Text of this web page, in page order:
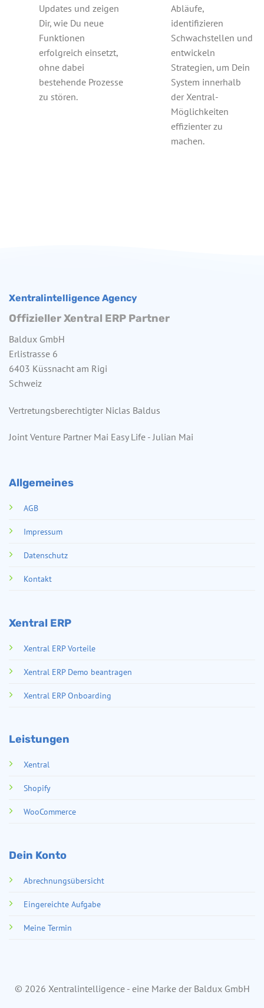
Updates und zeigen
Dir, wie Du neue
Funktionen
erfolgreich einsetzt,
ohne dabei
bestehende Prozesse
zu stören.
Abläufe,
identifizieren
Schwachstellen und
entwickeln
Strategien, um Dein
System innerhalb
der Xentral-
Möglichkeiten
effizienter zu
machen.
Xentralintelligence Agency
Offizieller Xentral ERP Partner
Baldux GmbH
Erlistrasse 6
6403 Küssnacht am Rigi
Schweiz
Vertretungsberechtigter Niclas Baldus
Joint Venture Partner Mai Easy Life - Julian Mai
Allgemeines
AGB
Impressum
Datenschutz
Kontakt
Xentral ERP
Xentral ERP Vorteile
Xentral ERP Demo beantragen
Xentral ERP Onboarding
Leistungen
Xentral
Shopify
WooCommerce
Dein Konto
Abrechnungsübersicht
Eingereichte Aufgabe
Meine Termin
© 2026 Xentralintelligence - eine Marke der Baldux GmbH